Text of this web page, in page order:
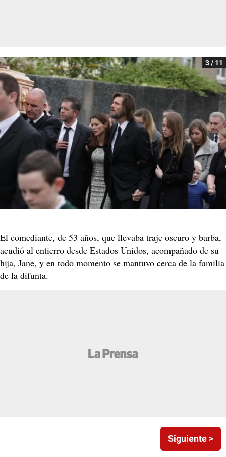
3 / 11
El comediante, de 53 años, que llevaba traje oscuro y barba,
acudió al entierro desde Estados Unidos, acompañado de su
hija, Jane, y en todo momento se mantuvo cerca de la familia
de la difunta.
Siguiente >